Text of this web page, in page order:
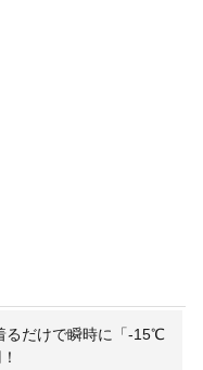
るだけで瞬時に「-15℃